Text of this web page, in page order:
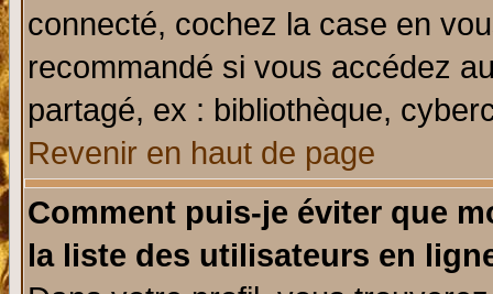
connecté, cochez la case en
recommandé si vous accédez
partagé, ex : bibliothèque,
Revenir en haut de page
Comment puis-je éviter que
la liste des utilisateurs en